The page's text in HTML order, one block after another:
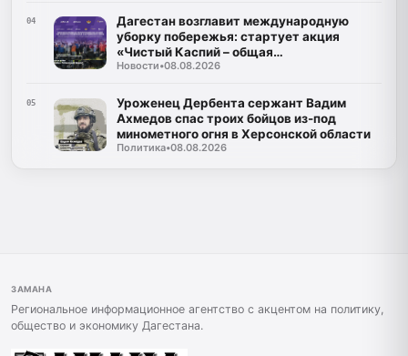
04
Дагестан возглавит международную
уборку побережья: стартует акция
«Чистый Каспий – общая
ответственность»
Новости•08.08.2026
05
Уроженец Дербента сержант Вадим
Ахмедов спас троих бойцов из-под
минометного огня в Херсонской области
Политика•08.08.2026
ЗАМАНА
Региональное информационное агентство с акцентом на политику,
общество и экономику Дагестана.